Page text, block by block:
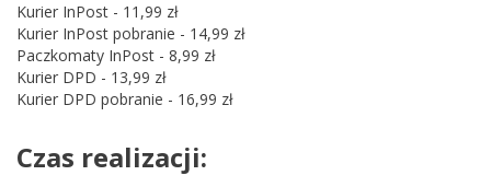
Kurier InPost - 11,99 zł
Kurier InPost pobranie - 14,99 zł
Paczkomaty InPost - 8,99 zł
Kurier DPD - 13,99 zł
Kurier DPD pobranie - 16,99 zł
Czas realizacji: